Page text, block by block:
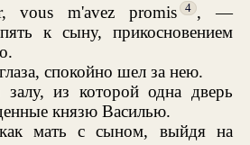
m'avez promis
4 , —
к сыну, прикосновением
спокойно шел за нею.
из которой одна дверь
князю Василью.
мать с сыном, выйдя на